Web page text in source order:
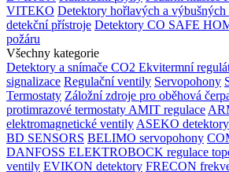
VITEKO Detektory hořlavých a výbušných
detekční přístroje Detektory CO SAFE
požáru
Všechny kategorie
Detektory a snímače CO2 Ekvitermní
signalizace Regulační ventily Servopohony
Termostaty Záložní zdroje pro oběhová
protimrazové termostaty AMIT regulace
elektromagnetické ventily ASEKO detektory
BD SENSORS BELIMO servopohony
DANFOSS ELEKTROBOCK regulace
ventily EVIKON detektory FRECON